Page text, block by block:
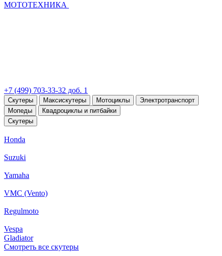
МОТОТЕХНИКА
+7 (499) 703-33-32 доб. 1
Скутеры Максискутеры Мотоциклы
Электротранспорт
Мопеды
Квадроциклы и питбайки
Скутеры
Honda
Suzuki
Yamaha
VMC (Vento)
Regulmoto
Vespa
Gladiator
Смотреть все скутеры